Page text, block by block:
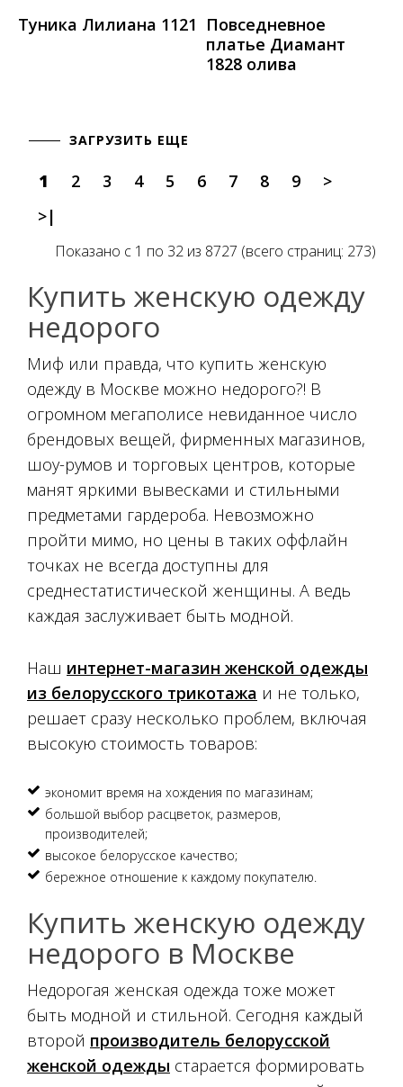
Туника Лилиана 1121 Повседневное
платье Диамант
1828 олива
ЗАГРУЗИТЬ ЕЩЕ
1 2 3 4 5 6 7 8 9
>
>|
Показано с 1 по 32 из 8727 (всего страниц: 273)
Купить женскую одежду
недорого
Миф или правда, что купить женскую
одежду в Москве можно недорого?! В
огромном мегаполисе невиданное число
брендовых вещей, фирменных магазинов,
шоу-румов и торговых центров, которые
манят яркими вывесками и стильными
предметами гардероба. Невозможно
пройти мимо, но цены в таких оффлайн
точках не всегда доступны для
среднестатистической женщины. А ведь
каждая заслуживает быть модной.
Наш интернет-магазин женской одежды
из белорусского трикотажа и не только,
решает сразу несколько проблем, включая
высокую стоимость товаров:
экономит время на хождения по магазинам;
большой выбор расцветок, размеров,
производителей;
высокое белорусское качество;
бережное отношение к каждому покупателю.
Купить женскую одежду
недорого в Москве
Недорогая женская одежда тоже может
быть модной и стильной. Сегодня каждый
второй производитель белорусской
женской одежды старается формировать